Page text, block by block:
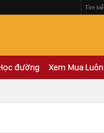
đường Xem Mua Luôn